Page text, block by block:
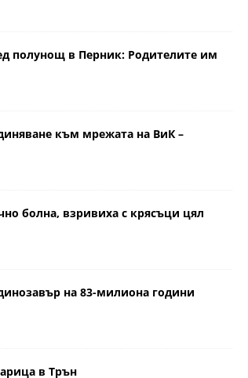
полунощ в Перник: Родителите им
към мрежата на ВиК –
болна, взривиха с крясъци цял
на 83-милиона години
в Трън